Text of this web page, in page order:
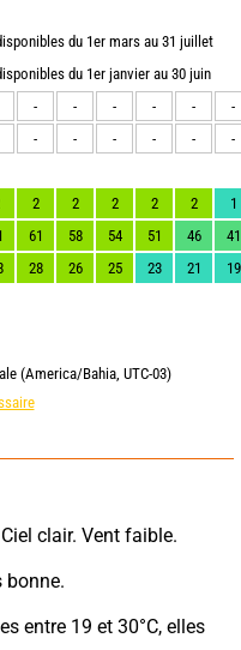
du 1er mars au 31 juillet
du 1er janvier au 30 juin
- - - - -
-
- - - - - -
2 2 2 2 2
1
61 58 54 51 46
41
28 26 25 23 21 19
(America/Bahia, UTC-03)
Ciel clair. Vent faible.
bonne.
entre 19 et 30°C, elles